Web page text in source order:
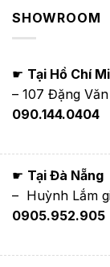
SHOWROOM
☛ Tại Hồ Chí
– 107 Đặng
090.144.0404
☛ Tại Đà Nẵng
– Huỳnh Lắm
0905.952.905